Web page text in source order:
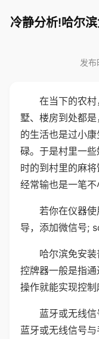
冷静分析!哈尔
发
在当下的农
墅、楼房到处都
的生活也是过小
碌。于是村里一
时的到村里的麻
经常输也是一笔不
若你在仪器
导，添加微信号;
哈尔滨免安
控牌器一般是指
操作就能实现控制
蓝牙或无线
蓝牙或无线信号